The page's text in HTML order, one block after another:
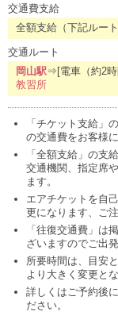
交通費支給
全額支給（下記ルー
交通ルート
岡山駅⇒[電車（約2
教習所
「チケット支給」
の交通費をお客様
「全額支給」の支
交通機関、指定席
ます。
エアチケットを自
更になります、ご
「往復交通費」は
ざいますのでご出
所要時間は、目安
より大きく変更と
詳しくはご予約後
ださい。